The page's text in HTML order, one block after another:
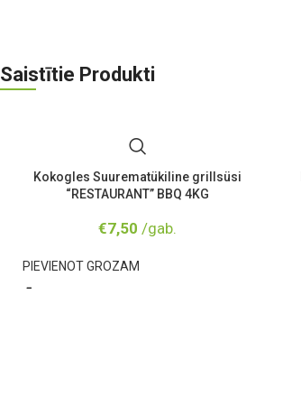
Saistītie Produkti
Kokogles Suurematükiline grillsüsi
“RESTAURANT” BBQ 4KG
€7,50 /gab.
PIEVIENOT GROZAM